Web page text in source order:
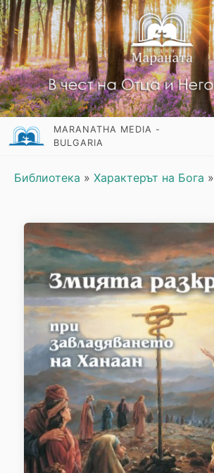
MARANATHA MEDIA -
BULGARIA
Библиотека » Характерът на Бога »